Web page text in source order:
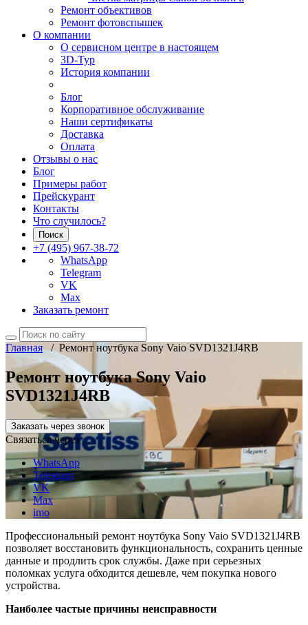
Ремонт объективов
Ремонт фотовспышек
О компании
О сервисном центре в настоящем
3D-Тур
История компании
Блог
Корпоративное обслуживание
Наши сертификаты
Доставка
Оплата
Отзывы о нас
Блог
Примеры работ
Прейскурант
Контакты
Что случилось?
Поиск
+7 (495) 967-38-72
WhatsApp
Telegram
VK
Max
Заказать ремонт
Главная/ Ремонт ноутбука Sony Vaio SVD1321J4RB
Ремонт ноутбука Sony Vaio
SVD1321J4RB
Заказать через звонок
Связаться через
WhatsApp
Telegram
VK
Max
imo
Профессиональный ремонт ноутбука Sony Vaio SVD1321J4RB
позволяет восстановить функциональность, сохранить ценные
данные и продлить срок службы. Даже при серьезных
поломках услуга обходится дешевле, чем покупка нового
устройства.
Наиболее частые причины неисправности